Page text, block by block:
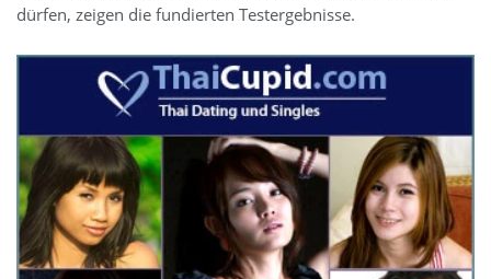
dürfen, zeigen die fundierten Testergebnisse.